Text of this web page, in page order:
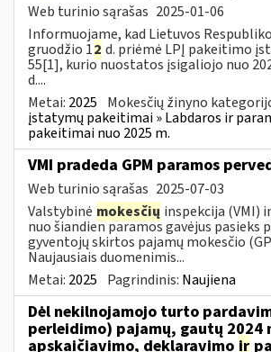
Web turinio sąrašas 2025-01-06
Informuojame, kad Lietuvos
gruodžio 12 d. priėmė LPĮ pakeitimo
55[1], kurio nuostatos įsigaliojo nuo
d....
Metai: 2025 Mokesčių žinyno
įstatymų pakeitimai » Labdaros ir
pakeitimai nuo 2025 m.
VMI pradeda GPM paramos
Web turinio sąrašas 2025-07-03
Valstybinė mokesčių inspekcija (VMI)
nuo šiandien paramos gavėjus pasieks
gyventojų skirtos pajamų mokesčio
Naujausiais duomenimis...
Metai: 2025 Pagrindinis: Naujiena
Dėl nekilnojamojo turto
perleidimo) pajamų, gautų 2024
apskaičiavimo, deklaravimo ir